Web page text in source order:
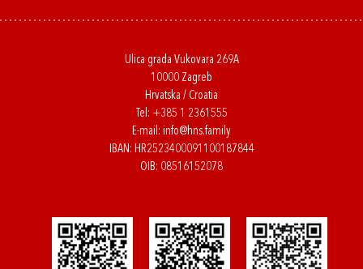
Ulica grada Vukovara 269A
10000 Zagreb
Hrvatska / Croatia
Tel: +385 1 2361555
E-mail: info@hns.family
IBAN: HR2523400091100187844
OIB: 08516152078